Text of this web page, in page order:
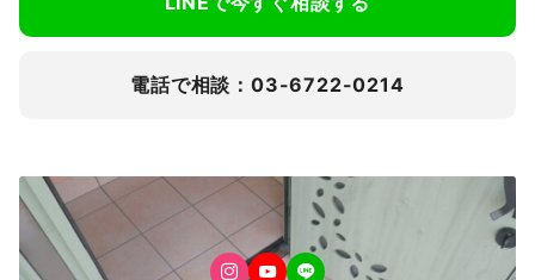
電話で相談：03-6722-0214